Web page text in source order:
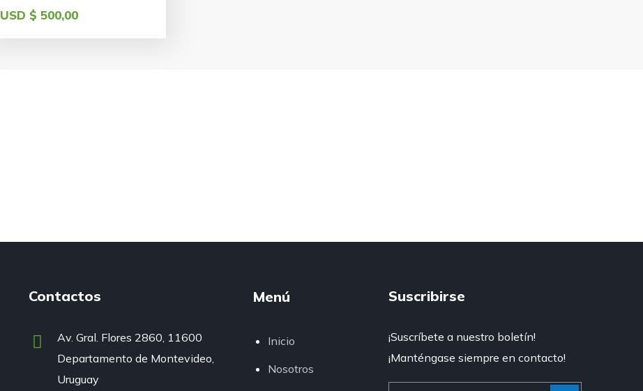
USD $ 500,00
Contactos
Av. Gral. Flores 2860, 11600
Departamento de Montevideo,
Uruguay
Menú
Inicio
Nosotros
Suscribirse
¡Suscríbete a nuestro boletín!
¡Manténgase siempre en contacto!